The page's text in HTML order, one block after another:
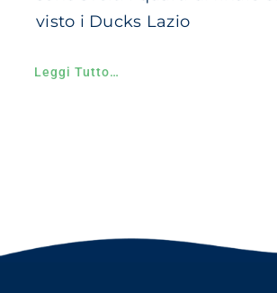
visto i Ducks Lazio
Leggi Tutto…